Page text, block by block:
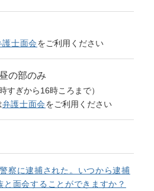
護士面会をご利用ください
の部のみ
すぎから16時ころまで）
弁護士面会をご利用ください
察に逮捕された。いつから逮捕
と面会することができますか？